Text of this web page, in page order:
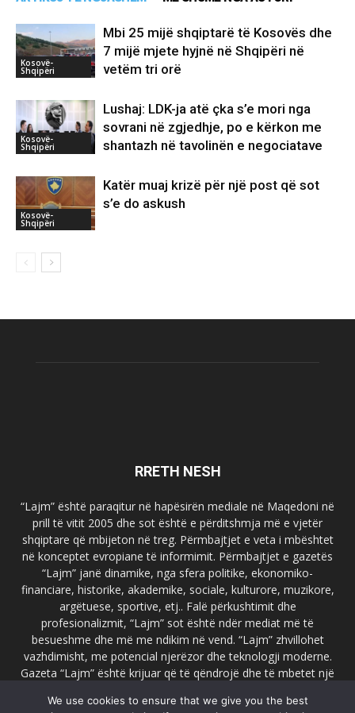
Kosovë-
Shqipëri
Mbi 25 mijë shqiptarë të Kosovës dhe
7 mijë mjete hyjnë në Shqipëri në
vetëm tri orë
Kosovë-
Shqipëri
Lushaj: LDK-ja atë çka s’e mori nga
sovrani në zgjedhje, po e kërkon me
shantazh në tavolinën e negociatave
Kosovë-
Shqipëri
Katër muaj krizë për një post që sot
s’e do askush
RRETH NESH
“Lajm” është paraqitur në hapësirën mediale në Maqedoni në
prill të vitit 2005 dhe sot është e përditshmja më e vjetër
shqiptare që mbijeton në treg. Përmbajtjet e veta i mbështet
në konceptet evropiane të informimit. Përmbajtjet e gazetës
“Lajm” janë dinamike, nga sfera politike, ekonomiko-
financiare, historike, akademike, sociale, kulturore, muzikore,
argëtuese, sportive, etj.. Falë përkushtimit dhe
profesionalizmit, “Lajm” sot është ndër mediat më të
besueshme dhe më me ndikim në vend. “Lajm” zhvillohet
vazhdimisht, me potencial njerëzor dhe teknologji moderne.
Gazeta “Lajm” është krijuar që të qëndrojë dhe të mbetet një
faqja zyrtare e gazetës “Lajm”, www.lajmpress.org është një
We use cookies to ensure that we give you the best